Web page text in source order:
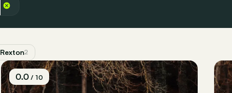
Rexton2
0.0/ 10